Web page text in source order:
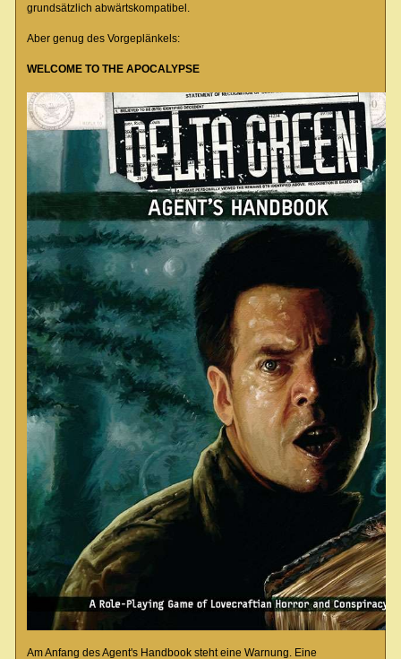
grundsätzlich abwärtskompatibel.
Aber genug des Vorgeplänkels:
WELCOME TO THE APOCALYPSE
Am Anfang des Agent's Handbook steht eine Warnung. Eine